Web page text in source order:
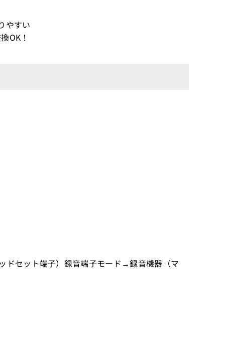
やすい
OK！
ドセット端子）録音端子モード→録音機器（マ